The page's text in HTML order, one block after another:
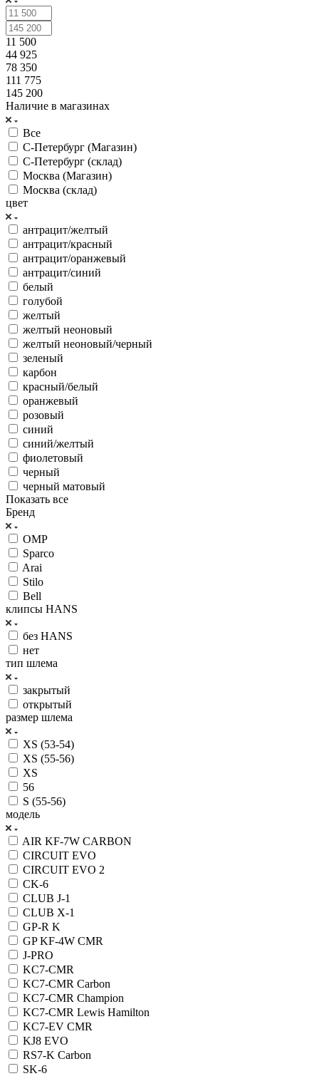
11 500
44 925
78 350
111 775
145 200
Наличие в магазинах
Все
С-Петербург (Магазин)
С-Петербург (склад)
Москва (Магазин)
Москва (склад)
цвет
антрацит/желтый
антрацит/красный
антрацит/оранжевый
антрацит/синий
белый
голубой
желтый
желтый неоновый
желтый неоновый/черный
зеленый
карбон
красный/белый
оранжевый
розовый
синий
синий/желтый
фиолетовый
черный
черный матовый
Показать все
Бренд
OMP
Sparco
Arai
Stilo
Bell
клипсы HANS
без HANS
нет
тип шлема
закрытый
открытый
размер шлема
XS (53-54)
XS (55-56)
XS
56
S (55-56)
модель
AIR KF-7W CARBON
CIRCUIT EVO
CIRCUIT EVO 2
CK-6
CLUB J-1
CLUB X-1
GP-R K
GP KF-4W CMR
J-PRO
KC7-CMR
KC7-CMR Carbon
KC7-CMR Champion
KC7-CMR Lewis Hamilton
KC7-EV CMR
KJ8 EVO
RS7-K Carbon
SK-6